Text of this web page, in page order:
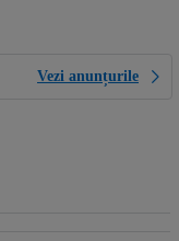
Vezi anunțurile